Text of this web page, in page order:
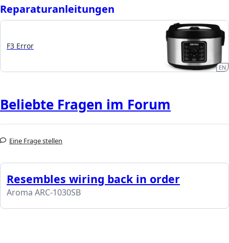
Reparaturanleitungen
F3 Error
EN
Beliebte Fragen im Forum
Eine Frage stellen
Resembles wiring back in order
Aroma ARC-1030SB